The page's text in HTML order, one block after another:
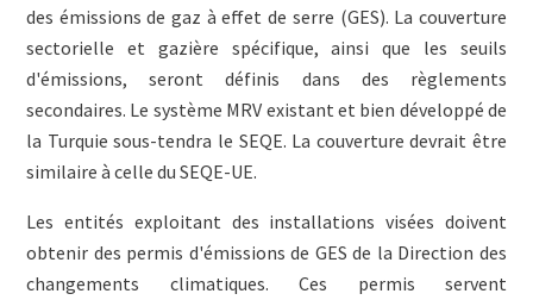
des émissions de gaz à effet de serre (GES). La couverture
sectorielle et gazière spécifique, ainsi que les seuils
d'émissions, seront définis dans des règlements
secondaires. Le système MRV existant et bien développé de
la Turquie sous-tendra le SEQE. La couverture devrait être
similaire à celle du SEQE-UE.
Les entités exploitant des installations visées doivent
obtenir des permis d'émissions de GES de la Direction des
changements climatiques. Ces permis servent